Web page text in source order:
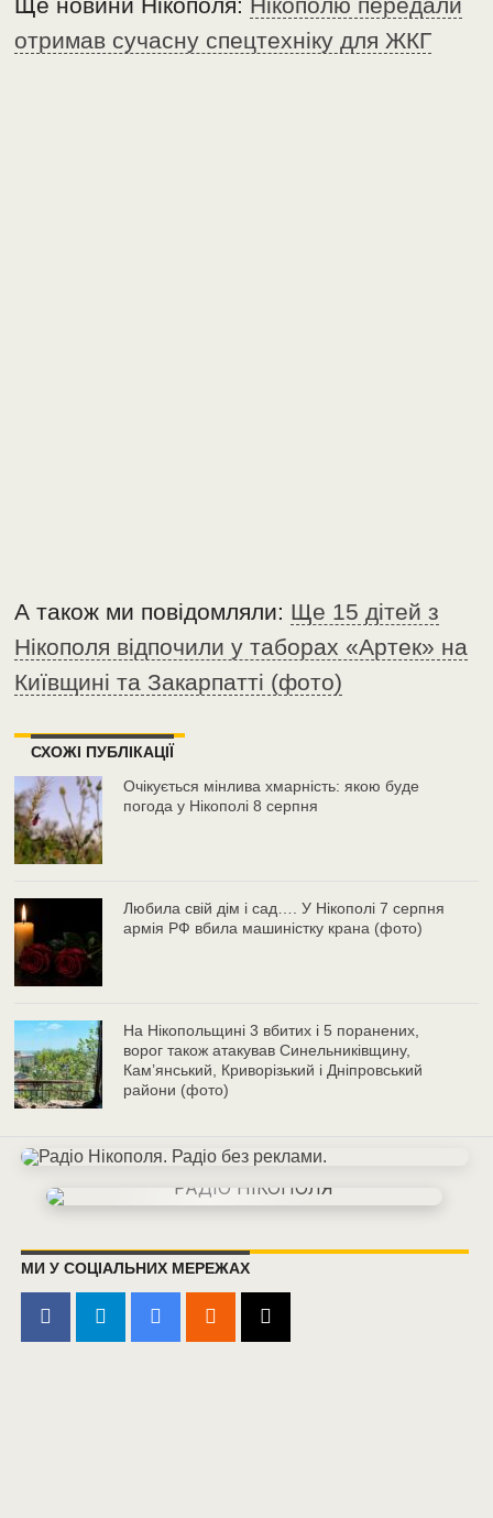
отримав сучасну спецтехніку для ЖКГ
А також ми повідомляли: Ще 15 дітей з
Нікополя відпочили у таборах «Артек» на
Київщині та Закарпатті (фото)
СХОЖІ ПУБЛІКАЦІЇ
Очікується мінлива хмарність: якою буде
погода у Нікополі 8 серпня
Любила свій дім і сад…. У Нікополі 7 серпня
армія РФ вбила машиністку крана (фото)
На Нікопольщині 3 вбитих і 5 поранених,
ворог також атакував Синельниківщину,
Кам’янський, Криворізький і Дніпровський
райони (фото)
МИ У СОЦІАЛЬНИХ МЕРЕЖАХ